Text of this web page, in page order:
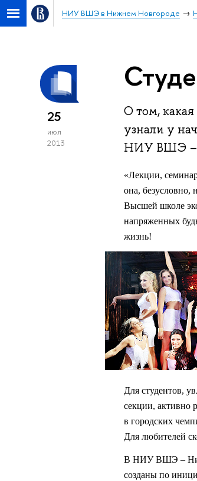
НИУ ВШЭ в Нижнем Новгороде
25
июл
2013
О том,
узнали у
НИУ ВШЭ –
«Лекции,
она, безусловно,
Высшей школе
напряженных
жизнь!
Для студентов,
секции, активно
в городских
Для любителей
В НИУ ВШЭ –
созданы по